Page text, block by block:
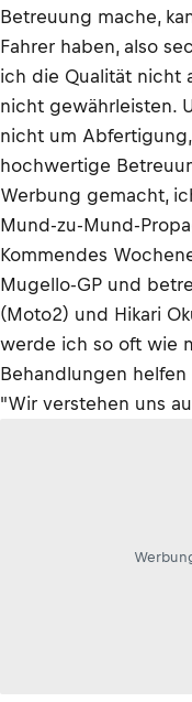
Betreuung mache,
Fahrer haben, also
ich die Qualität nicht
nicht gewährleisten.
nicht um
hochwertige
Werbung gemacht,
Mund-zu-Mund-
Kommendes
Mugello-GP und
(Moto2) und Hikari
werde ich so oft wie
Behandlungen
"Wir verstehen uns